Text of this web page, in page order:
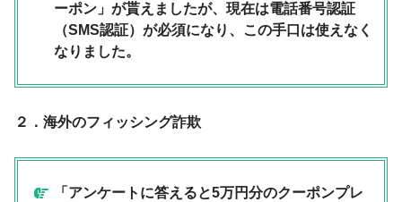
ーポン」が貰えましたが、現在は電話番号認証
（SMS認証）が必須になり、この手口は使えなく
なりました。
２．海外のフィッシング詐欺
「アンケートに答えると5万円分のクーポンプレ